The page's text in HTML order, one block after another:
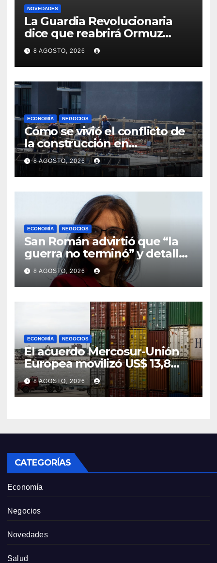
NOVEDADES
La Guardia Revolucionaria
dice que reabrirá Ormuz
cuando EEUU acepte
condiciones de Irán
8 AGOSTO, 2026
ECONOMÍA NEGOCIOS
Cómo se vivió el conflicto de
la construcción en
Maldonado, un
departamento donde el
sector tiene sus
particularidades
8 AGOSTO, 2026
ECONOMÍA NEGOCIOS
San Román advirtió que “la
guerra no terminó” y detalló
cómo Ancap se preparó para
la crisis
8 AGOSTO, 2026
ECONOMÍA NEGOCIOS
El acuerdo Mercosur-Unión
Europea movilizó US$ 13,8
millones en sus primeras 12
semanas de aplicación
8 AGOSTO, 2026
CATEGORÍAS
Economía
Negocios
Novedades
Salud